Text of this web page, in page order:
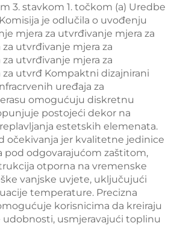
3. stavkom 1. točkom (a) Uredbe
je odlučila o uvođenju
mjera za utvrđivanje mjera za
utvrđivanje mjera za
utvrđivanje mjera za
utvrđ Kompaktni dizajnirani
uređaja za
omogućuju diskretnu
postojeći dekor na
estetskih elemenata.
očekivanja jer kvalitetne jedinice
pod odgovarajućom zaštitom,
otporna na vremenske
vanjske uvjete, uključujući
temperature. Precizna
korisnicima da kreiraju
udobnosti, usmjeravajući toplinu